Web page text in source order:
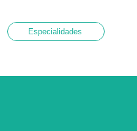
Especialidades